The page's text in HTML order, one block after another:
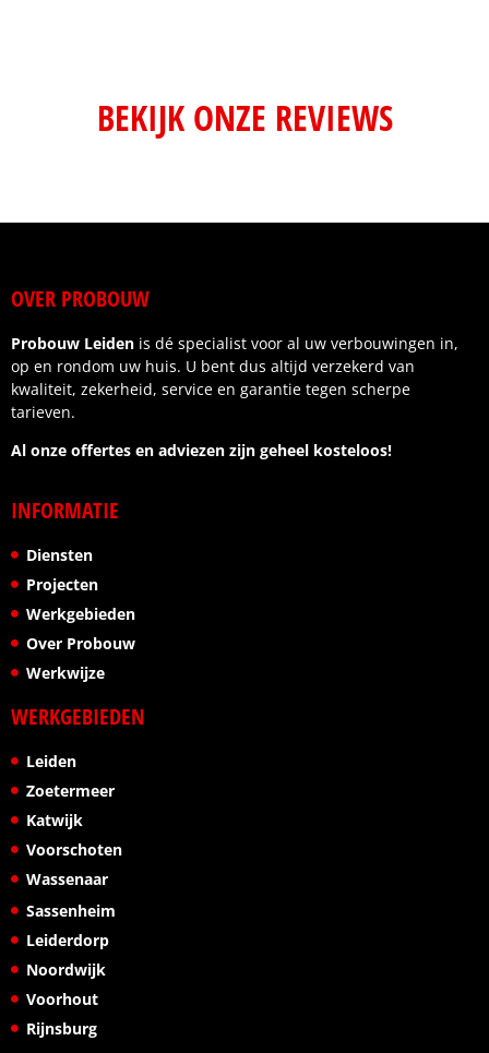
BEKIJK ONZE REVIEWS
OVER PROBOUW
Probouw Leiden is dé specialist voor al uw verbouwingen in,
op en rondom uw huis. U bent dus altijd verzekerd van
kwaliteit, zekerheid, service en garantie tegen scherpe
tarieven.
Al onze offertes en adviezen zijn geheel kosteloos!
INFORMATIE
Diensten
Projecten
Werkgebieden
Over Probouw
Werkwijze
WERKGEBIEDEN
Leiden
Zoetermeer
Katwijk
Voorschoten
Wassenaar
Sassenheim
Leiderdorp
Noordwijk
Voorhout
Rijnsburg